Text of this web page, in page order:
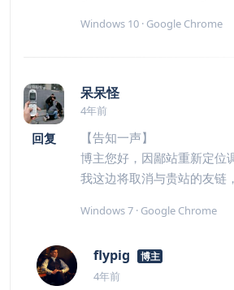
Windows 10 · Google Chrome
回复
呆呆怪
4年前
【告知一声】
博主您好，因鄙站重新定位
我这边将取消与贵站的友链
Windows 7 · Google Chrome
flypig 博主
4年前